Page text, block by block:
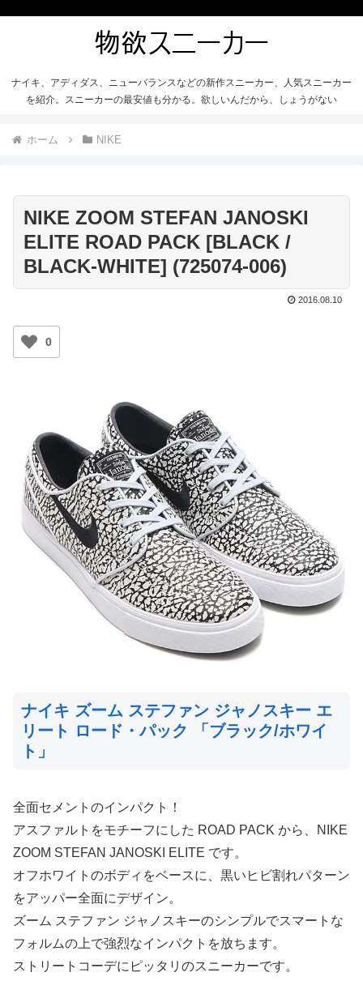
ナイキ、アディダス、ニューバランスなどの新作スニーカー、人気スニーカー
を紹介。スニーカーの最安値も分かる。欲しいんだから、しょうがない
ホーム NIKE
NIKE ZOOM STEFAN JANOSKI
ELITE ROAD PACK [BLACK /
BLACK-WHITE] (725074-006)
2016.08.10
0
ナイキ ズーム ステファン ジャノスキー エ
リート ロード・パック 「ブラック/ホワイ
ト」
全面セメントのインパクト！
アスファルトをモチーフにした ROAD PACK から、NIKE
ZOOM STEFAN JANOSKI ELITE です。
オフホワイトのボディをベースに、黒いヒビ割れパターン
をアッパー全面にデザイン。
ズーム ステファン ジャノスキーのシンプルでスマートな
フォルムの上で強烈なインパクトを放ちます。
ストリートコーデにピッタリのスニーカーです。